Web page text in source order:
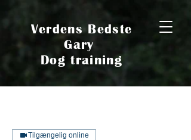
Verdens Bedste
Gary
Dog training
Tilgængelig online